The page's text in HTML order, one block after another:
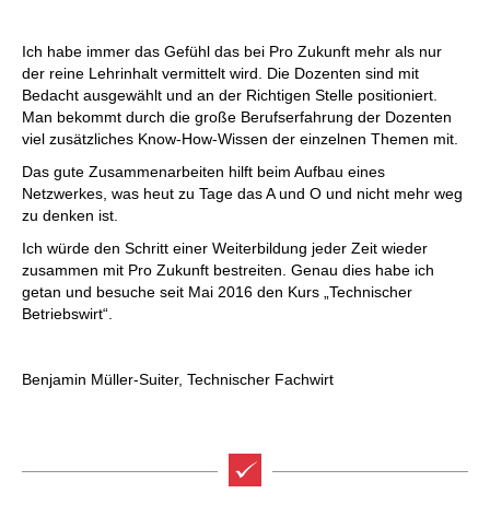
Ich habe immer das Gefühl das bei Pro Zukunft mehr als nur
der reine Lehrinhalt vermittelt wird. Die Dozenten sind mit
Bedacht ausgewählt und an der Richtigen Stelle positioniert.
Man bekommt durch die große Berufserfahrung der Dozenten
viel zusätzliches Know-How-Wissen der einzelnen Themen mit.
Das gute Zusammenarbeiten hilft beim Aufbau eines
Netzwerkes, was heut zu Tage das A und O und nicht mehr weg
zu denken ist.
Ich würde den Schritt einer Weiterbildung jeder Zeit wieder
zusammen mit Pro Zukunft bestreiten. Genau dies habe ich
getan und besuche seit Mai 2016 den Kurs „Technischer
Betriebswirt“.
Benjamin Müller-Suiter, Technischer Fachwirt